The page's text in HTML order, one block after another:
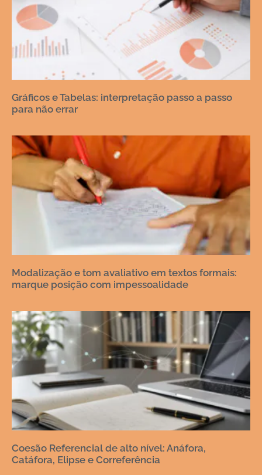
Gráficos e Tabelas: interpretação passo a passo
para não errar
Modalização e tom avaliativo em textos formais:
marque posição com impessoalidade
Coesão Referencial de alto nível: Anáfora,
Catáfora, Elipse e Correferência